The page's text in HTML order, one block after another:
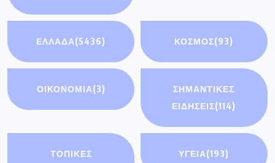
ΕΛΛΑΔΑ(5436) ΚΟΣΜΟΣ(93)
ΟΙΚΟΝΟΜΊΑ(3)
ΣΗΜΑΝΤΙΚΈΣ
ΕΙΔΉΣΕΙΣ(114)
ΤΟΠΙΚΕΣ
ΥΓΕΙΑ(193)